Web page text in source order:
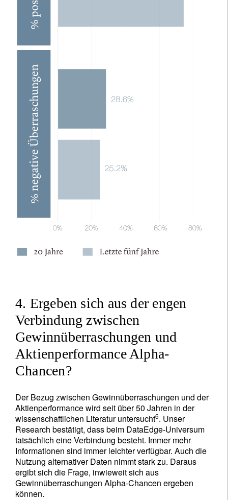
4. Ergeben sich aus der engen
Verbindung zwischen
Gewinnüberraschungen und
Aktienperformance Alpha-
Chancen?
Der Bezug zwischen Gewinnüberraschungen und der
Aktienperformance wird seit über 50 Jahren in der
wissenschaftlichen Literatur untersucht6. Unser
Research bestätigt, dass beim DataEdge-Universum
tatsächlich eine Verbindung besteht. Immer mehr
Informationen sind immer leichter verfügbar. Auch die
Nutzung alternativer Daten nimmt stark zu. Daraus
ergibt sich die Frage, inwieweit sich aus
Gewinnüberraschungen Alpha-Chancen ergeben
können.